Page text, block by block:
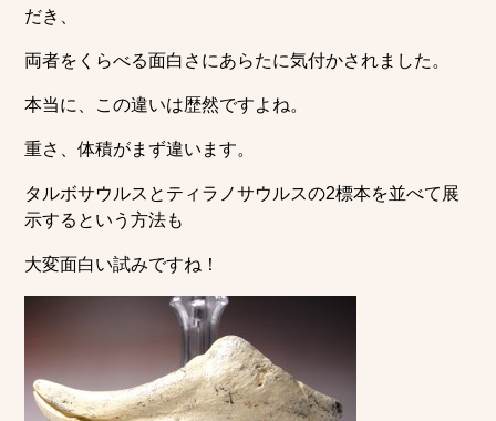
だき、
両者をくらべる面白さにあらたに気付かされました。
本当に、この違いは歴然ですよね。
重さ、体積がまず違います。
タルボサウルスとティラノサウルスの2標本を並べて展
示するという方法も
大変面白い試みですね！